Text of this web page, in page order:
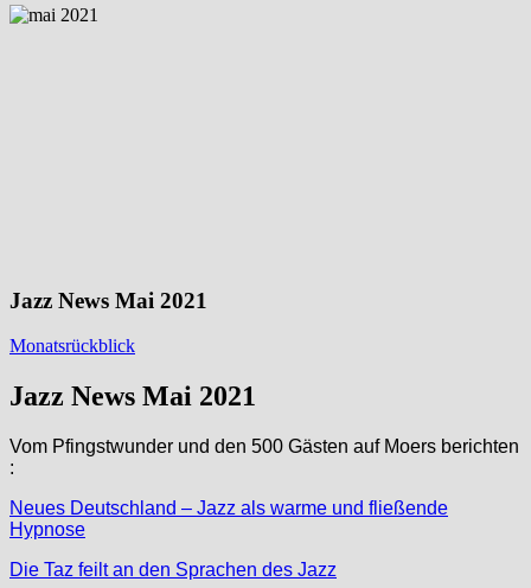
Jazz News Mai 2021
Monatsrückblick
Jazz News Mai 2021
Vom Pfingstwunder und den 500 Gästen auf Moers berichten
:
Neues Deutschland – Jazz als warme und fließende
Hypnose
Die Taz feilt an den Sprachen des Jazz